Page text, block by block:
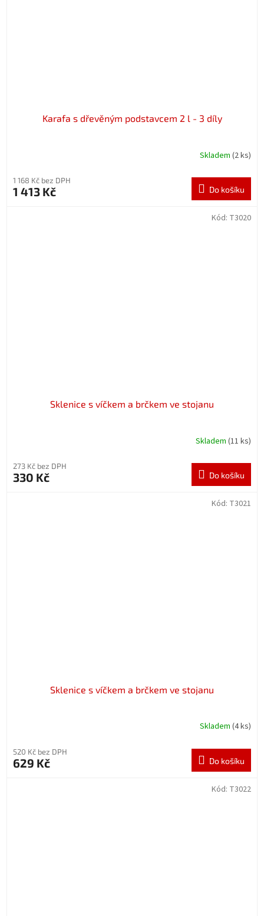
Karafa s dřevěným podstavcem 2 l - 3 díly
Skladem (2 ks)
1 168 Kč bez DPH
1 413 Kč Do košíku
Sklenice s víčkem a brčkem ve stojanu
Skladem (11 ks)
273 Kč bez DPH
330 Kč Do košíku
Kód: T3020
Sklenice s víčkem a brčkem ve stojanu
Skladem (4 ks)
520 Kč bez DPH
629 Kč Do košíku
Kód: T3021
Kód: T3022